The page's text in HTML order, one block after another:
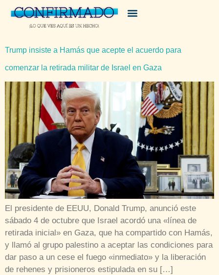
Trump insiste a Hamás que acepte el acuerdo para
comenzar la retirada militar de Israel en Gaza
El presidente de EEUU, Donald Trump, anunció este
sábado 4 de octubre que Israel acordó una «línea de
retirada inicial» en Gaza, que ha compartido con Hamás,
y llamó al grupo palestino a aceptar las condiciones para
dar paso a un cese el fuego «inmediato» y la liberación
de rehenes y prisioneros estipulada en su […]